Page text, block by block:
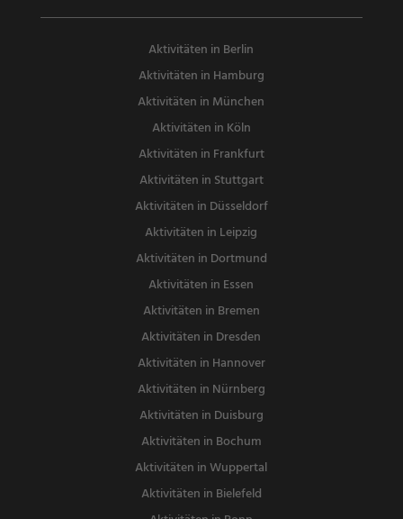
Aktivitäten in Berlin
Aktivitäten in Hamburg
Aktivitäten in München
Aktivitäten in Köln
Aktivitäten in Frankfurt
Aktivitäten in Stuttgart
Aktivitäten in Düsseldorf
Aktivitäten in Leipzig
Aktivitäten in Dortmund
Aktivitäten in Essen
Aktivitäten in Bremen
Aktivitäten in Dresden
Aktivitäten in Hannover
Aktivitäten in Nürnberg
Aktivitäten in Duisburg
Aktivitäten in Bochum
Aktivitäten in Wuppertal
Aktivitäten in Bielefeld